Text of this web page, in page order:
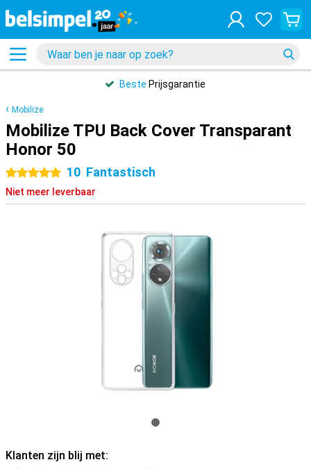
Beste Prijsgarantie
Mobilize
Mobilize TPU Back Cover Transparant
Honor 50
5 sterren10 Fantastisch
Niet meer leverbaar
Klanten zijn blij met: